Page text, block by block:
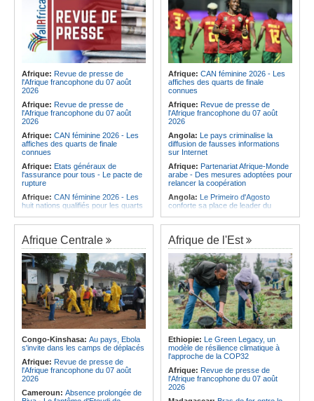
Afrique: Revue de presse de
l'Afrique francophone du 07 août
2026
Afrique: Revue de presse de
l'Afrique francophone du 07 août
2026
Afrique: CAN féminine 2026 - Les
affiches des quarts de finale
connues
Afrique: Etats généraux de
l'assurance pour tous - Le pacte de
rupture
Afrique: CAN féminine 2026 - Les
huit nations qualifiés pour les quarts
Afrique:Comment mieux élever
ses enfants ? Voici les résultats d'un
projet testé dans huit pays africains
Afrique:La LSF salue le lancement
du premier ETF obligataire
souverain africain (USD) disponible
en Europe
Afrique:Promesse de la finale de la
Coupe du Monde 2030 au Maroc -
Infantino marquera-t-il le but de son
maintien ?
Afrique:Partenariat Afrique-Monde
arabe - Des mesures adoptées pour
relancer la coopération
Afrique:Enjeux sur l'eau potable en
Afrique - Le Prof Jacques Djoli
Afrique: CAN féminine 2026 - Les
affiches des quarts de finale
connues
Afrique: Revue de presse de
l'Afrique francophone du 07 août
2026
Angola: Le pays criminalise la
diffusion de fausses informations
sur Internet
Afrique: Partenariat Afrique-Monde
arabe - Des mesures adoptées pour
relancer la coopération
Angola: Le Primeiro d'Agosto
conforte sa place de leader du
Angola:Le ministre des
Ressources minérales reconnaît
une pénurie de carburants au pays
Angola:Boxe - Elder Liduema se
qualifie pour les quarts de finale
Angola: Handball - Le pays s'incline
face à la Guinée dans les matches
de classement
Angola:Football - L'Interclube
corrige le Kabuscorp en match de
préparation
Angola:Des experts prélèvent des
échantillons pour identifier les
victimes de l'accident de Cuanza-
Sul
Afrique Centrale
Congo-Kinshasa: Au pays, Ebola
s'invite dans les camps de déplacés
Afrique: Revue de presse de
l'Afrique francophone du 07 août
2026
Cameroun: Absence prolongée de
Afrique de l'Est
Ethiopie: Le Green Legacy, un
modèle de résilience climatique à
l'approche de la COP32
Afrique: Revue de presse de
l'Afrique francophone du 07 août
2026